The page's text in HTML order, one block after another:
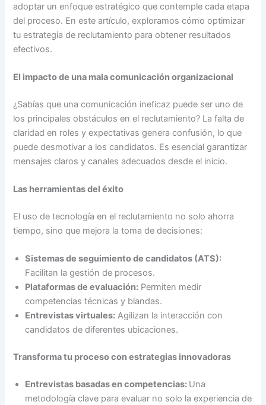
adoptar un enfoque estratégico que contemple cada etapa
del proceso. En este artículo, exploramos cómo optimizar
tu estrategia de reclutamiento para obtener resultados
efectivos.
El impacto de una mala comunicación organizacional
¿Sabías que una comunicación ineficaz puede ser uno de
los principales obstáculos en el reclutamiento? La falta de
claridad en roles y expectativas genera confusión, lo que
puede desmotivar a los candidatos. Es esencial garantizar
mensajes claros y canales adecuados desde el inicio.
Las herramientas del éxito
El uso de tecnología en el reclutamiento no solo ahorra
tiempo, sino que mejora la toma de decisiones:
Sistemas de seguimiento de candidatos (ATS):
Facilitan la gestión de procesos.
Plataformas de evaluación: Permiten medir
competencias técnicas y blandas.
Entrevistas virtuales: Agilizan la interacción con
candidatos de diferentes ubicaciones.
Transforma tu proceso con estrategias innovadoras
Entrevistas basadas en competencias: Una
metodología clave para evaluar no solo la experiencia de